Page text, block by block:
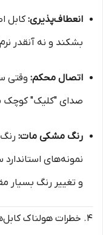
انعطاف‌پذیری:کابل
بشکند و نه آنقدر
اتصال محکم: وقتی
صدای "کلیک" کوچک
رنگ مشکی مات:
نمونه‌های
و تغییر رنگ بسیار
۴. خطرات هولناک کابل‌های ارزان‌قیمت